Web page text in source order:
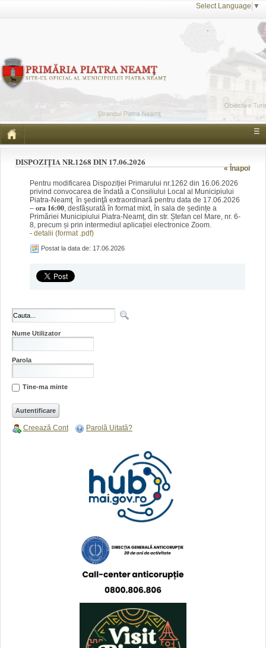
Select Language ▼
☰
« Înapoi
DISPOZIȚIA NR.1268 DIN 17.06.2026
Pentru modificarea Dispoziției Primarului nr.1262 din 16.06.2026
privind convocarea de îndată a Consiliului Local al Municipiului
Piatra-Neamţ în şedinţă extraordinară pentru data de 17.06.2026
– ora 16:00, desfășurată în format mixt, în sala de ședințe a
Primăriei Municipiului Piatra-Neamț, din str. Ștefan cel Mare, nr. 6-
8, precum și prin intermediul aplicației electronice Zoom.
- detalii (format .pdf)
Postat la data de: 17.06.2026
Nume Utilizator
Parola
Tine-ma minte
Creează Cont Parolă Uitată?